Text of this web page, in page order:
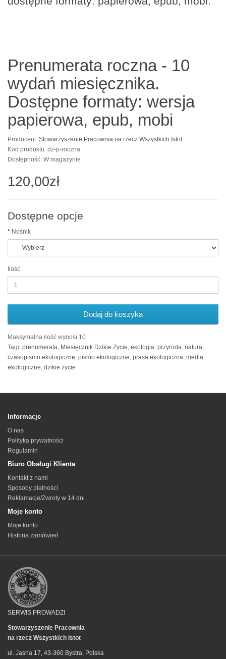
Prenumerata roczna - 10
wydań miesięcznika.
Dostępne formaty: wersja
papierowa, epub, mobi
Producent: Stowarzyszenie Pracownia na rzecz Wszystkich Istot
Kod produktu: dz-p-roczna
Dostępność: W magazynie
120,00zł
Dostępne opcje
Nośnik
Ilość
Dodaj do koszyka
Maksymalna ilość wynosi 10
Tagi: prenumerata, Miesięcznik Dzikie Życie, ekologia, przyroda, natura,
czasopismo ekologiczne, pismo ekologiczne, prasa ekologiczna, media
ekologiczne, dzikie życie
Informacje
O nas
Polityka prywatności
Regulamin
Biuro Obsługi Klienta
Kontakt z nami
Sposoby płatności
Reklamacje/Zwroty w 14 dni
Moje konto
Moje konto
Historia zamówień
SERWIS PROWADZI
Stowarzyszenie Pracownia
na rzecz Wszystkich Istot
ul. Jasna 17, 43-360 Bystra, Polska